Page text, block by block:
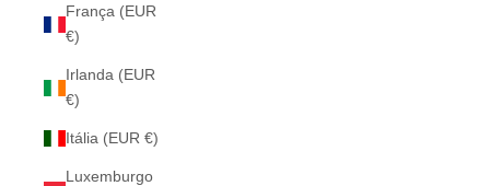
França (EUR
€)
Irlanda (EUR
€)
Itália (EUR €)
Luxemburgo